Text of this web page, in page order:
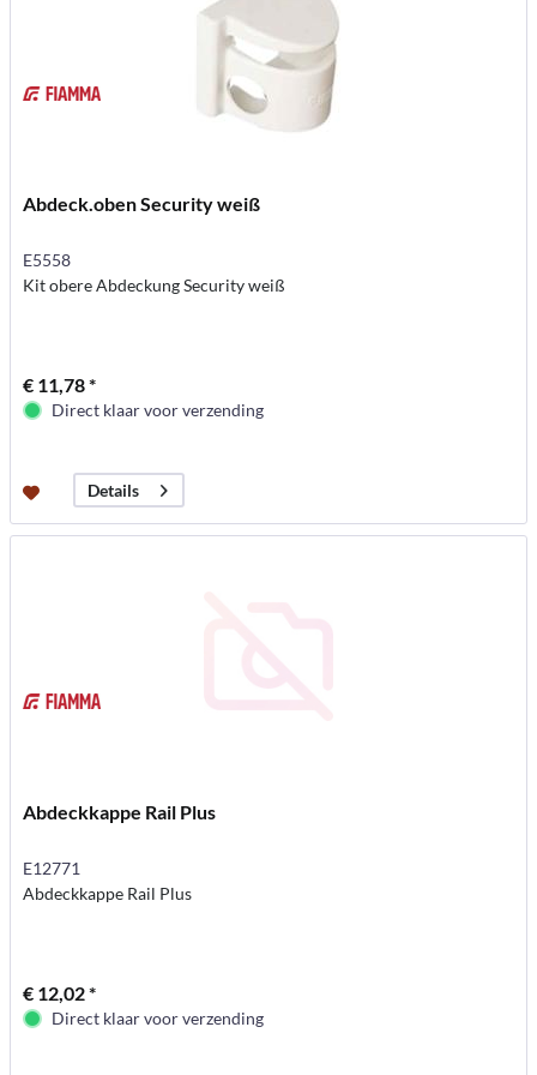
Abdeck.oben Security weiß
E5558
Kit obere Abdeckung Security weiß
€ 11,78 *
Direct klaar voor verzending
Details
Abdeckkappe Rail Plus
E12771
Abdeckkappe Rail Plus
€ 12,02 *
Direct klaar voor verzending